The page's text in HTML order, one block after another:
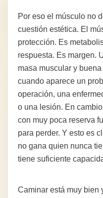
Por eso el músculo no
cuestión estética. El
protección. Es
respuesta. Es margen.
masa muscular y
cuando aparece un
operación, una
o una lesión. En
con muy poca reserva
para perder. Y esto es
no gana quien nunca
tiene suficiente
Caminar está muy bien